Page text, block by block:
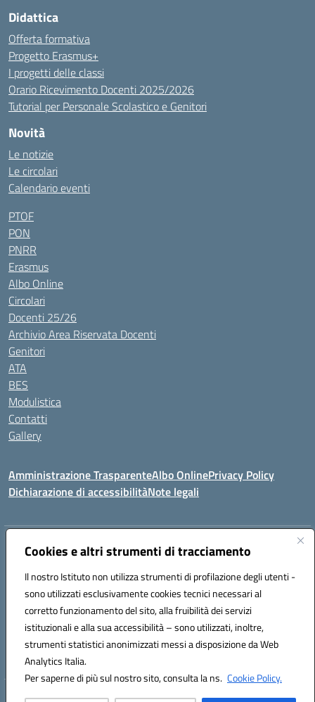
Cookies e altri strumenti di tracciamento
Il nostro Istituto non utilizza strumenti di profilazione degli utenti -
sono utilizzati esclusivamente cookies tecnici necessari al
corretto funzionamento del sito, alla fruibilità dei servizi
istituzionali e alla sua accessibilità – sono utilizzati, inoltre,
strumenti statistici anonimizzati messi a disposizione da Web
Analytics Italia.
Per saperne di più sul nostro sito, consulta la ns. Cookie Policy.
Didattica
Offerta formativa
Progetto Erasmus+
I progetti delle classi
Orario Ricevimento Docenti 2025/2026
Tutorial per Personale Scolastico e Genitori
Novità
Le notizie
Le circolari
Calendario eventi
PTOF
PON
PNRR
Erasmus
Albo Online
Circolari
Docenti 25/26
Archivio Area Riservata Docenti
Genitori
ATA
BES
Modulistica
Contatti
Gallery
Amministrazione TrasparenteAlbo OnlinePrivacy Policy
Dichiarazione di accessibilitàNote legali
Indirizzo:Via Coniugi Crigna – Cap. 89861 – Tropea (VV)
Posta elettronica certificata (PEC):vvic82200d@pec.istruzione.it
Codice fiscale: 96012410799
Codice meccanografico:VVIC82200D
Codice Indice delle Pubbliche Amministrazioni (IPA): istsc_vvic82200d
Codice unico di fatturazione (CUF): UFUKAE